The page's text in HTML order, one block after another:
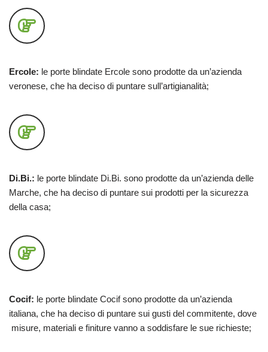
Ercole: le porte blindate Ercole sono prodotte da un’azienda
veronese, che ha deciso di puntare sull’artigianalità;
Di.Bi.: le porte blindate Di.Bi. sono prodotte da un’azienda delle
Marche, che ha deciso di puntare sui prodotti per la sicurezza
della casa;
Cocif: le porte blindate Cocif sono prodotte da un’azienda
italiana, che ha deciso di puntare sui gusti del commitente, dove
misure, materiali e finiture vanno a soddisfare le sue richieste;